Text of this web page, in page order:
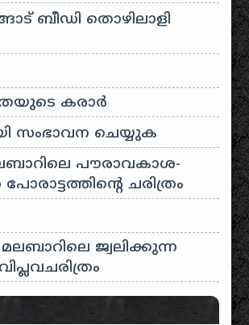
ബീഡി തൊഴിലാളി
കരാർ
സംഭാവന ചെയ്യുക
പൗരാവകാശ-
പോരാട്ടത്തിന്റെ ചരിത്രം
ജ്വലിക്കുന്ന